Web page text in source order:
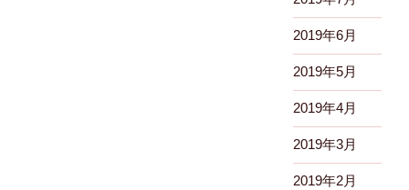
2019年6月
2019年5月
2019年4月
2019年3月
2019年2月